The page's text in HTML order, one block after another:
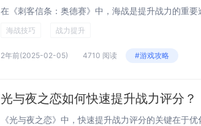
海战技巧 战力提升
2年前(2025-02-05) 4710 阅读 #游戏攻略
光与夜之恋如何快速提升战力评分？